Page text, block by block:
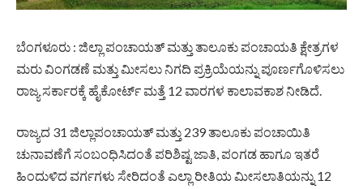
ಬೆಂಗಳೂರು : ಜಿಲ್ಲಾ ಪಂಚಾಯತ್ ಮತ್ತು ತಾಲೂಕು ಪಂಚಾಯತಿ ಕ್ಷೇತ್ರಗಳ
ಮರು ವಿಂಗಡಣೆ ಮತ್ತು ಮೀಸಲು ನಿಗದಿ ಪ್ರಕ್ರಿಯೆಯನ್ನು ಪೂರ್ಣಗೊಳಿಸಲು
ರಾಜ್ಯ ಸರ್ಕಾರಕ್ಕೆ ಹೈಕೋರ್ಟ್ ಮತ್ತೆ 12 ವಾರಗಳ ಕಾಲಾವಕಾಶ ನೀಡಿದೆ.
ರಾಜ್ಯದ 31 ಜಿಲ್ಲಾಪಂಚಾಯತ್ ಮತ್ತು 239 ತಾಲೂಕು ಪಂಚಾಯಿತಿ
ಚುನಾವಣೆಗೆ ಸಂಬಂಧಿಸಿದಂತೆ ಪರಿಶಿಷ್ಟ ಜಾತಿ, ಪಂಗಡ ಹಾಗೂ ಇತರೆ
ಹಿಂದುಳಿದ ವರ್ಗಗಳು ಸೇರಿದಂತೆ ಎಲ್ಲಾ ರೀತಿಯ ಮೀಸಲಾತಿಯನ್ನು 12